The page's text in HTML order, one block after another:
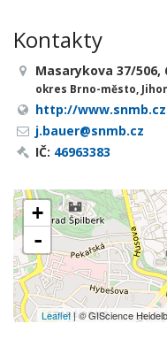
Kontakty
Masarykova 37/506,
okres Brno-město,
http://www.snmb.cz
j.bauer@snmb.cz
IČ: 46963383
+
-
Leaflet| © GIScience